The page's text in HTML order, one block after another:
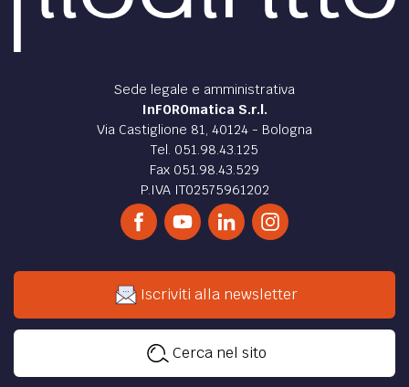
Sede legale e amministrativa
InFOROmatica S.r.l.
Via Castiglione 81, 40124 - Bologna
Tel. 051.98.43.125
Fax 051.98.43.529
P.IVA IT02575961202
Iscriviti alla newsletter
Cerca nel sito